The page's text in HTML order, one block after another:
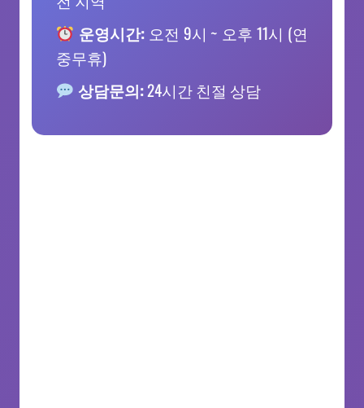
운영시간:오전 9시 ~ 오후 11시 (연
중무휴)
상담문의:24시간 친절 상담